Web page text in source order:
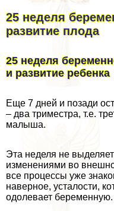
25 неделя
развитие плода
25 неделя
и развитие ребенка
Еще 7 дней и позади
– два триместра, т.е.
малыша.
Эта неделя не
изменениями во
все процессы уже
наверное, усталости,
одолевает беременную.